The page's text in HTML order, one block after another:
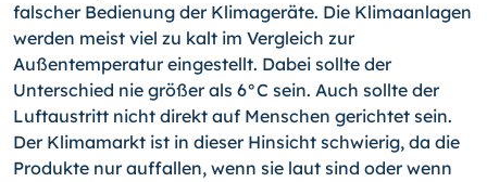
falscher Bedienung der Klimageräte. Die Klimaanlagen
werden meist viel zu kalt im Vergleich zur
Außentemperatur eingestellt. Dabei sollte der
Unterschied nie größer als 6°C sein. Auch sollte der
Luftaustritt nicht direkt auf Menschen gerichtet sein.
Der Klimamarkt ist in dieser Hinsicht schwierig, da die
Produkte nur auffallen, wenn sie laut sind oder wenn